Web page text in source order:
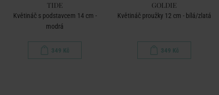
TIDE
Květináč s podstavcem 14 cm -
modrá
349 Kč
GOLDIE
Květináč proužky 12 cm - bílá/zlatá
349 Kč